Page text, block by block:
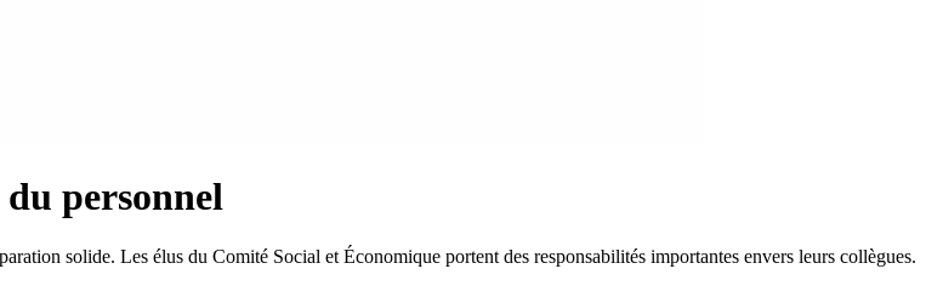
personnel
solide. Les élus du Comité Social et Économique portent des responsabilités importantes envers leurs collègues.